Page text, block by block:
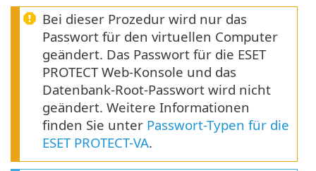
Bei dieser Prozedur wird nur das
Passwort für den virtuellen Computer
geändert. Das Passwort für die ESET
PROTECT Web-Konsole und das
Datenbank-Root-Passwort wird nicht
geändert. Weitere Informationen
finden Sie unter Passwort-Typen für die
ESET PROTECT-VA.